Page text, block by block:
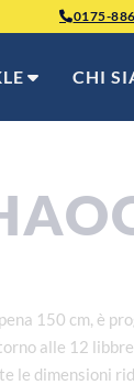
0175-
CHI
150 cm, è
alle 12
le dimensioni